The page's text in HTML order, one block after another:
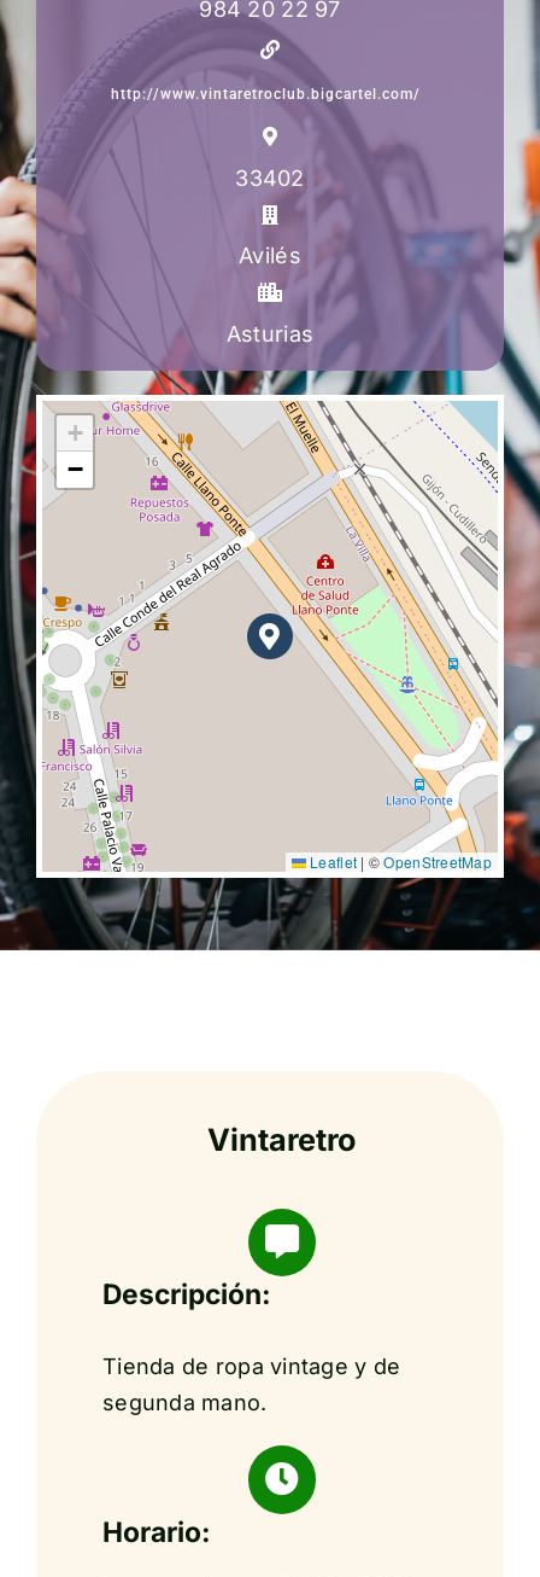
984 20 22 97
http://www.vintaretroclub.bigcartel.com/
33402
Avilés
Asturias
+
−
Leaflet | ©OpenStreetMap
Vintaretro
Descripción:
Tienda de ropa vintage y de
segunda mano.
Horario: